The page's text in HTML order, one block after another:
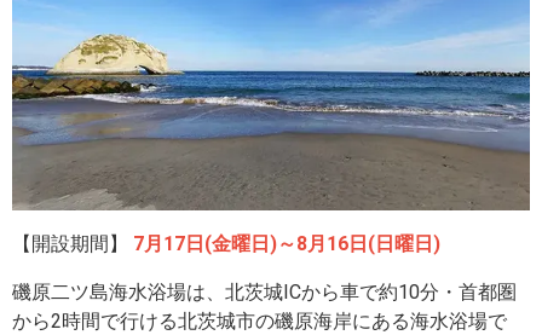
【開設期間】 7月17日(金曜日)～8月16日(日曜日)
磯原二ツ島海水浴場は、北茨城ICから車で約10分・首都圏
から2時間で行ける北茨城市の磯原海岸にある海水浴場で